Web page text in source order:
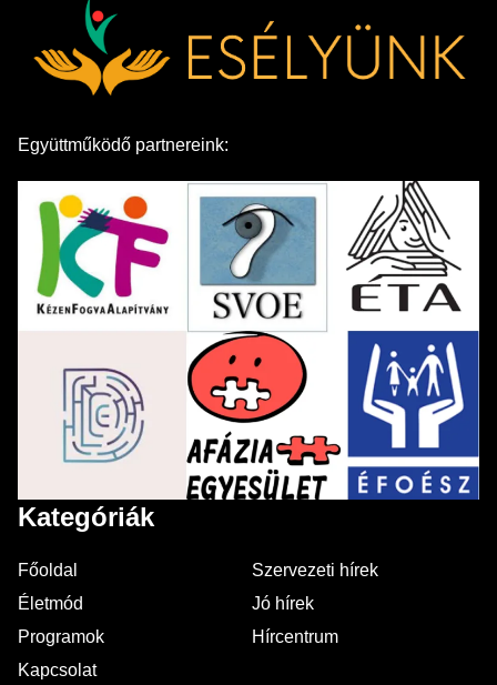
Együttműködő partnereink:
Kategóriák
Főoldal
Szervezeti hírek
Életmód
Jó hírek
Programok
Hírcentrum
Kapcsolat